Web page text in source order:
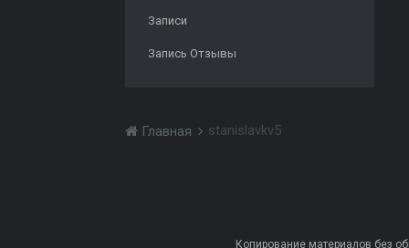
Записи
Запись Отзывы
Главная stanislavkv5
Копирование материалов без